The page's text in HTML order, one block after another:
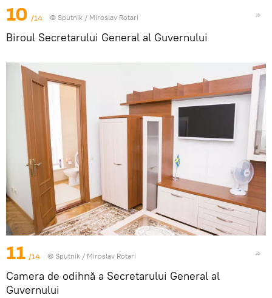
10 /14 © Sputnik / Miroslav Rotari
Biroul Secretarului General al Guvernului
11 /14 © Sputnik / Miroslav Rotari
Camera de odihnă a Secretarului General al
Guvernului